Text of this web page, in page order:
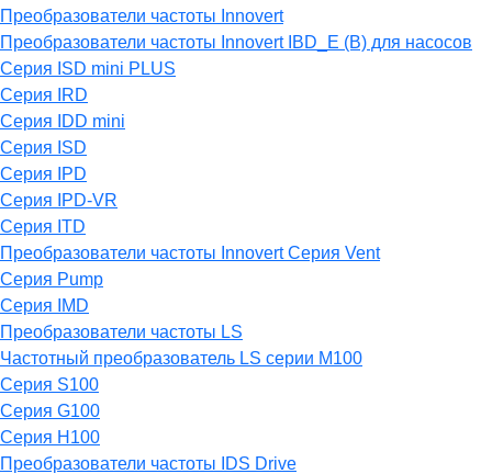
Преобразователи частоты Innovert
Преобразователи частоты Innovert IBD_E (B) для насосов
Серия ISD mini PLUS
Серия IRD
Серия IDD mini
Серия ISD
Серия IPD
Серия IPD-VR
Серия ITD
Преобразователи частоты Innovert Серия Vent
Серия Pump
Серия IMD
Преобразователи частоты LS
Частотный преобразователь LS серии M100
Серия S100
Серия G100
Серия H100
Преобразователи частоты IDS Drive